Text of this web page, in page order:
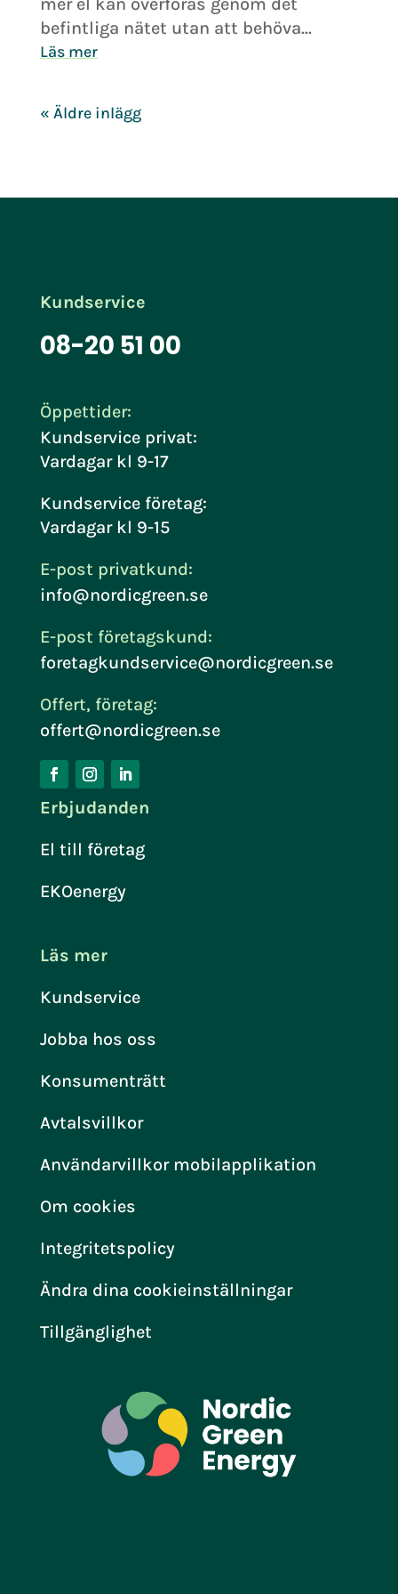
befintliga nätet utan att behöva...
Läs mer
« Äldre inlägg
Kundservice
08-20 51 00
Öppettider:
Kundservice privat:
Vardagar kl 9-17
Kundservice företag:
Vardagar kl 9-15
E-post privatkund:
info@nordicgreen.se
E-post företagskund:
foretagkundservice@nordicgreen.se
Offert, företag:
offert@nordicgreen.se
Erbjudanden
El till företag
EKOenergy
Läs mer
Kundservice
Jobba hos oss
Konsumenträtt
Avtalsvillkor
Användarvillkor mobilapplikation
Om cookies
Integritetspolicy
Ändra dina cookieinställningar
Tillgänglighet